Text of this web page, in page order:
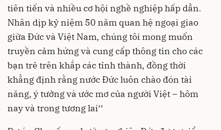
tiên tiến và nhiều cơ hội nghề nghiệp hấp dẫn.
Nhân dịp kỷ niệm 50 năm quan hệ ngoại giao
giữa Đức và Việt Nam, chúng tôi mong muốn
truyền cảm hứng và cung cấp thông tin cho các
bạn trẻ trên khắp các tỉnh thành, đồng thời
khẳng định rằng nước Đức luôn chào đón tài
năng, ý tưởng và ước mơ của người Việt – hôm
nay và trong tương lai‘‘